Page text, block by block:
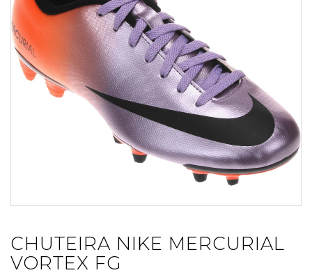
CHUTEIRA NIKE MERCURIAL
VORTEX FG